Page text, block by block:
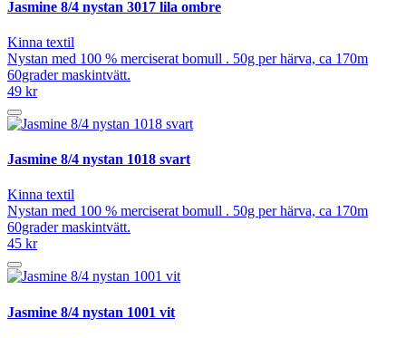
Jasmine 8/4 nystan 3017 lila ombre
Kinna textil
Nystan med 100 % merciserat bomull . 50g per härva, ca 170m
60grader maskintvätt.
49 kr
Jasmine 8/4 nystan 1018 svart
Kinna textil
Nystan med 100 % merciserat bomull . 50g per härva, ca 170m
60grader maskintvätt.
45 kr
Jasmine 8/4 nystan 1001 vit